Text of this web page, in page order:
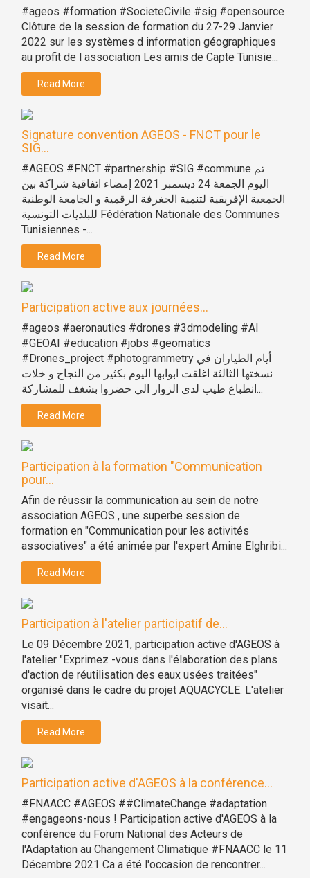
#ageos #formation #SocieteCivile #sig #opensource
Clôture de la session de formation du 27-29 Janvier
2022 sur les systèmes d information géographiques
au profit de l association Les amis de Capte Tunisie...
Read More
Signature convention AGEOS - FNCT pour le
SIG...
#AGEOS #FNCT #partnership #SIG #commune تم
اليوم الجمعة 24 ديسمبر 2021 إمضاء اتفاقية شراكة بين
الجمعية الإفريقية لتنمية الجغرفة الرقمية و الجامعة الوطنية
للبلديات التونسية Fédération Nationale des Communes
Tunisiennes -...
Read More
Participation active aux journées...
#ageos #aeronautics #drones #3dmodeling #AI
#GEOAI #education #jobs #geomatics
#Drones_project #photogrammetry أيام الطياران في
نسختها الثالثة اغلقت ابوابها اليوم بكثير من النجاح و خلات
انطباع طيب لدى الزوار الي حضروا بشغف للمشاركة...
Read More
Participation à la formation "Communication
pour...
Afin de réussir la communication au sein de notre
association AGEOS , une superbe session de
formation en "Communication pour les activités
associatives" a été animée par l'expert Amine Elghribi...
Read More
Participation à l'atelier participatif de...
Le 09 Décembre 2021, participation active d'AGEOS à
l'atelier "Exprimez -vous dans l'élaboration des plans
d'action de réutilisation des eaux usées traitées"
organisé dans le cadre du projet AQUACYCLE. L'atelier
visait...
Read More
Participation active d'AGEOS à la conférence...
#FNAACC #AGEOS ##ClimateChange #adaptation
#engageons-nous ! Participation active d'AGEOS à la
conférence du Forum National des Acteurs de
l'Adaptation au Changement Climatique #FNAACC le 11
Décembre 2021 Ca a été l'occasion de rencontrer...